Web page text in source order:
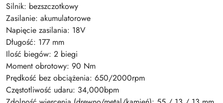
Silnik: bezszczotkowy
Zasilanie: akumulatorowe
Napięcie zasilania: 18V
Długość: 177 mm
Ilość biegów: 2 biegi
Moment obrotowy: 90 Nm
Prędkość bez obciążenia: 650/2000rpm
Częstotliwość udaru: 34,000bpm